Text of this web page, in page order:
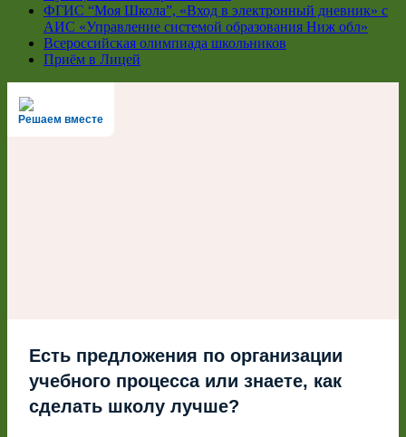
ФГИС “Моя Школа”, «Вход в электронный дневник» с
АИС «Управление системой образования Ниж обл»
Всероссийская олимпиада школьников
Приём в Лицей
Решаем вместе
Есть предложения по организации
учебного процесса или знаете, как
сделать школу лучше?